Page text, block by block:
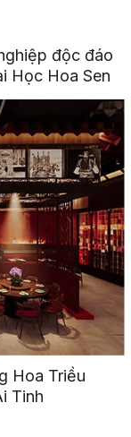
độc đáo
Học Hoa Sen
Hoa Triều
Tinh